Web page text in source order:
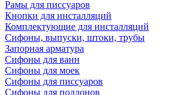
Рамы для писсуаров
Кнопки для инсталляций
Комплектующие для инсталляций
Сифоны, выпуски, штоки, трубы
Запорная арматура
Сифоны для ванн
Сифоны для моек
Сифоны для писсуаров
Сифоны для поддонов